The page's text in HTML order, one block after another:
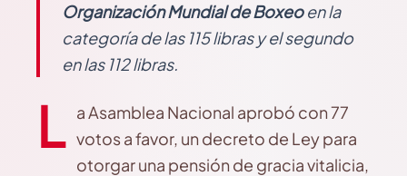
Organización Mundial de Boxeoen la
categoría de las 115 libras y el segundo
en las 112 libras.
L a Asamblea Nacional aprobó con 77
votos a favor, un decreto de Ley para
otorgar una pensión de gracia vitalicia,